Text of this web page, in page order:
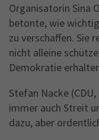
Organisatorin Sina
betonte, wie
zu verschaffen. Sie
nicht alleine
Demokratie
Stefan Nacke
immer auch Streit
dazu, aber